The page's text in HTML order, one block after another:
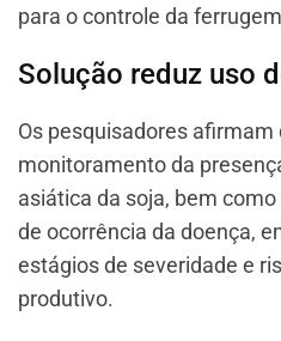
para o controle da
Solução reduz uso
Os pesquisadores
monitoramento da
asiática da soja, bem
de ocorrência da doença,
estágios de severidade e
produtivo.